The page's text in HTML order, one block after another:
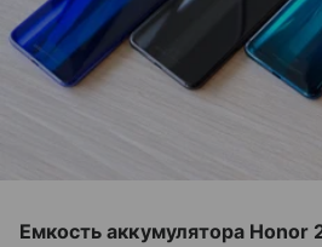
Емкость аккумулятора Honor